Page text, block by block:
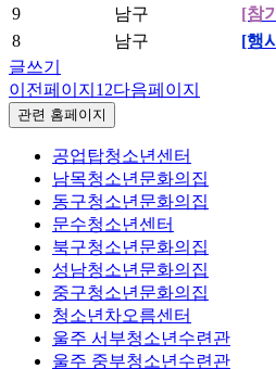
9
남구 [참
8
남구 [행
글쓰기
이전페이지 1 2다음페이지
관련 홈페이지
공업탑청소년센터
남목청소년문화의집
동구청소년문화의집
문수청소년센터
북구청소년문화의집
성남청소년문화의집
중구청소년문화의집
청소년차오름센터
울주 서부청소년수련관
울주 중부청소년수련관